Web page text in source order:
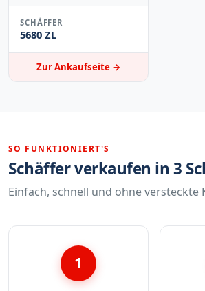
SCHÄFFER
5680 ZL
Zur Ankaufseite →
SO FUNKTIONIERT'S
Schäffer verkaufen in 3
Einfach, schnell und ohne versteckte
1